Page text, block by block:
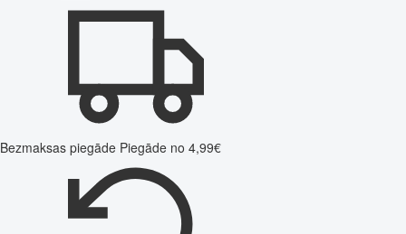
Bezmaksas piegāde Piegāde no 4,99€